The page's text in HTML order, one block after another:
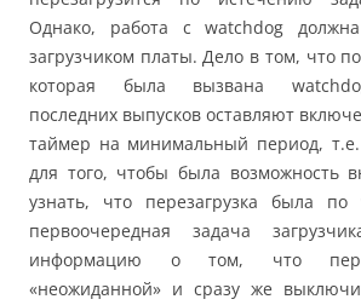
Однако, работа с watchdog должна
загрузчиком платы. Дело в том, что
которая была вызвана
последних выпусков оставляют
таймер на минимальный период,
для того, чтобы была возможность
узнать, что перезагрузка была по
первоочередная задача
информацию о том, что
«неожиданной» и сразу же